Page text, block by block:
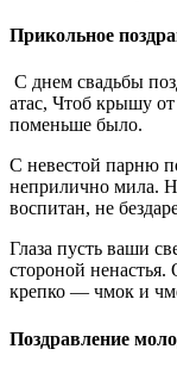
Прикольное
С днем свадьбы
атас, Чтоб крышу
поменьше было.
С невестой парню
неприлично мила.
воспитан, не
Глаза пусть ваши
стороной
крепко — чмок и
Поздравление